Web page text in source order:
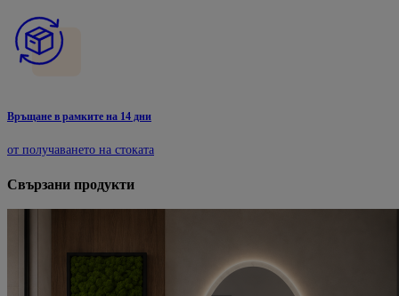
Връщане в рамките на 14 дни
от получаването на стоката
Свързани продукти